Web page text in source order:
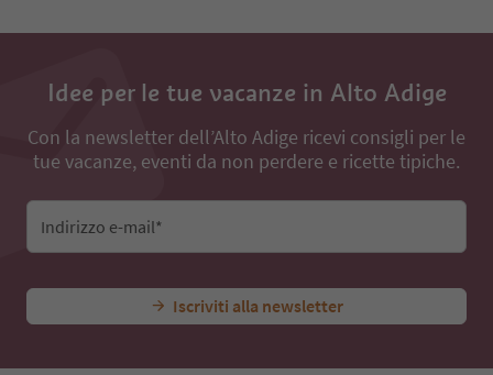
Idee per le tue vacanze in Alto Adige
Con la newsletter dell’Alto Adige ricevi consigli per le
tue vacanze, eventi da non perdere e ricette tipiche.
Indirizzo e-mail*
Iscriviti alla newsletter